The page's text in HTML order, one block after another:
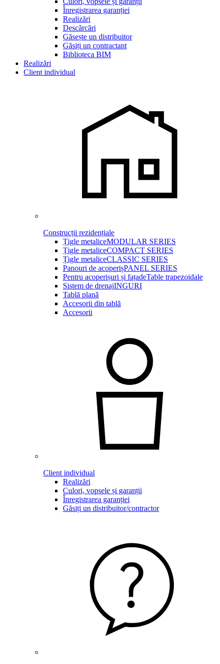
Înregistrarea garanției
Realizări
Descărcări
Găsește un distribuitor
Găsiți un contractant
Biblioteca BIM
Realizări
Client individual
Construcții rezidențiale
Țigle metaliceMODULAR SERIES
Țigle metaliceCOMPACT SERIES
Țigle metaliceCLASSIC SERIES
Panouri de acoperișPANEL SERIES
Pentru acoperișuri și fațadeTable trapezoidale
Sistem de drenajINGURI
Tablă plană
Accesorii din tablă
Accesorii
Client individual
Realizări
Culori, vopsele și garanții
Înregistrarea garanției
Găsiți un distribuitor/contractor